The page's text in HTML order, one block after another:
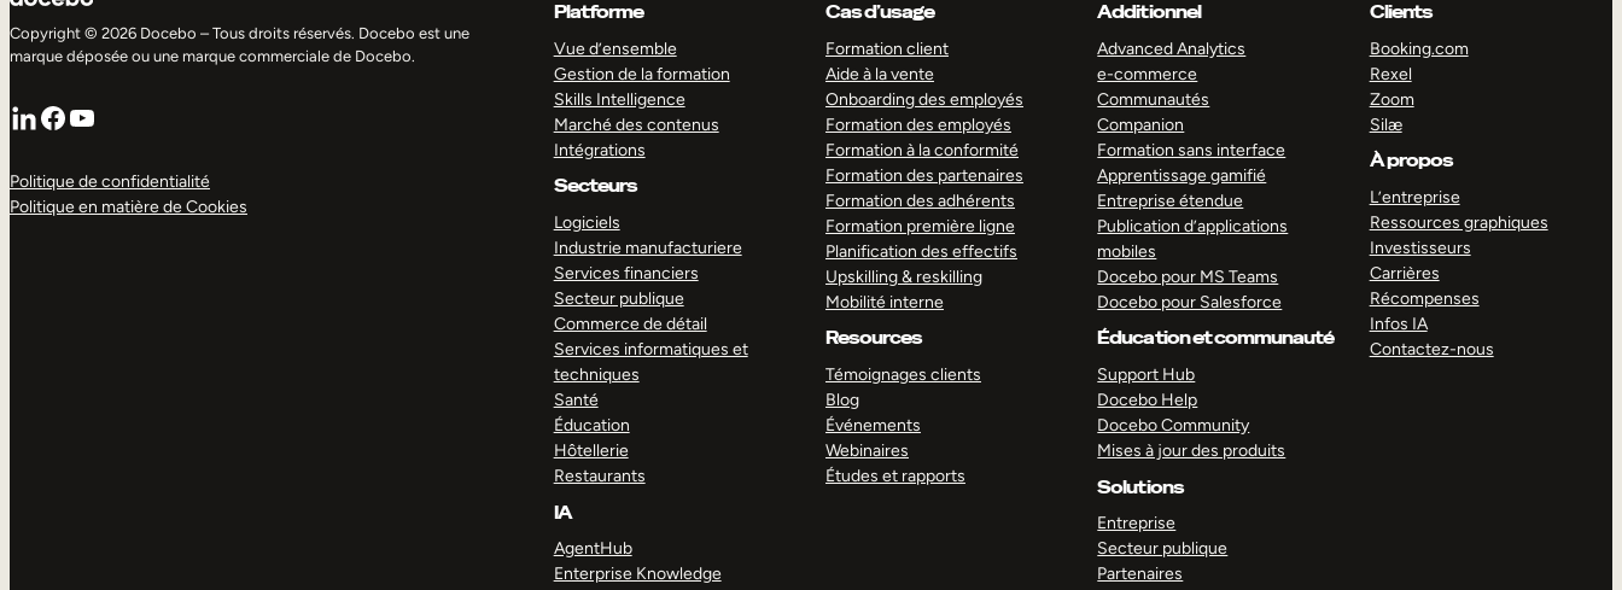
Copyright © 2026 Docebo – Tous droits réservés. Docebo est une
marque déposée ou une marque commerciale de Docebo.
LinkedIn
Facebook
YouTube
Politique de confidentialité
Politique en matière de Cookies
Platforme
Vue d’ensemble
Gestion de la formation
Skills Intelligence
Marché des contenus
Intégrations
Secteurs
Logiciels
Industrie manufacturiere
Services financiers
Secteur publique
Commerce de détail
Services informatiques et
techniques
Santé
Éducation
Hôtellerie
Restaurants
IA
AgentHub
Enterprise Knowledge
Cas d’usage
Formation client
Aide à la vente
Onboarding des employés
Formation des employés
Formation à la conformité
Formation des partenaires
Formation des adhérents
Formation première ligne
Planification des effectifs
Upskilling & reskilling
Mobilité interne
Resources
Témoignages clients
Blog
Événements
Webinaires
Études et rapports
Additionnel
Advanced Analytics
e-commerce
Communautés
Companion
Formation sans interface
Apprentissage gamifié
Entreprise étendue
Publication d’applications
mobiles
Docebo pour MS Teams
Docebo pour Salesforce
Éducation et communauté
Support Hub
Docebo Help
Docebo Community
Mises à jour des produits
Solutions
Entreprise
Secteur publique
Partenaires
Clients
Booking.com
Rexel
Zoom
Silæ
À propos
L’entreprise
Ressources graphiques
Investisseurs
Carrières
Récompenses
Infos IA
Contactez-nous